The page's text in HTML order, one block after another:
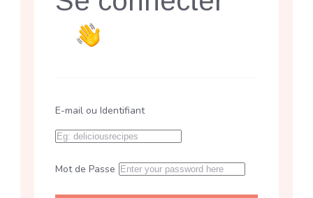
E-mail ou Identifiant
Mot de Passe